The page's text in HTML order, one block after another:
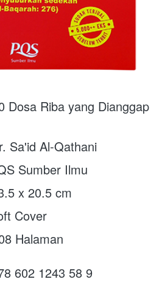
Riba yang Dianggap
Sa'id Al-Qathani
Sumber Ilmu
x 20.5 cm
Cover
Halaman
602 1243 58 9